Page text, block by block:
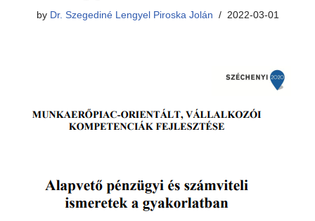
by Dr. Szegediné Lengyel Piroska Jolán 2022-03-01